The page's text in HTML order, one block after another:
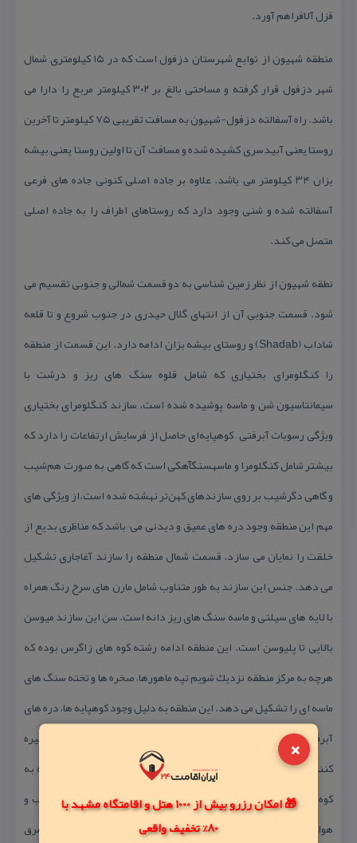
×
🎁 امکان رزرو بیش از 1000 هتل و اقامتگاه مشهد با
80% تخفیف واقعی
قزل آلافراهم آورد.
منطقه شهیون از توابع شهرستان دزفول است كه در ۱۵ كیلومتری شمال
شهر دزفول قرار گرفته و مساحتی بالغ بر ۳۰۲ كیلومتر مربع را دارا می
باشد. راه آسفالته دزفول-شهیون به مسافت تقریبی ۷۵ كیلومتر تا آخرین
روستا یعنی آبیدسری كشیده شده و مسافت آن تا اولین روستا یعنی بیشه
بزان ۳۴ كیلومتر می باشد. علاوه بر جاده اصلی كنونی جاده های فرعی
آسفالته شده و شنی وجود دارد كه روستاهای اطراف را به جاده اصلی
متصل می كند.
نطقه شهیون از نظر زمین شناسی به دو قسمت شمالی و جنوبی تقسیم می
شود. قسمت جنوبی آن از انتهای گلال حیدری در جنوب شروع و تا قلعه
شاداب (Shadab) و روستای بیشه بزان ادامه دارد. این قسمت از منطقه
را كنگلومرای بختیاری كه شامل قلوه سنگ های ریز و درشت با
سیمانتاسیون شن و ماسه پوشیده شده است. سازند كنگلومرای بختیاری
ویژگی رسوبات آبرفتی – كوهپایه‌ای حاصل از فرسایش ارتفاعات را دارد كه
بیشتر شامل كنگلومرا و ماسه‎سنگ‎آهكی است كه گاهی به صورت هم‌شیب
و گاهی دگرشیب بر روی سازندهای كهن‌تر نهشته شده است.از ویژگی های
مهم این منطقه وجود دره های عمیق و دیدنی می¬باشد كه مناظری بدیع از
خلقت را نمایان می سازد. قسمت شمال منطقه را سازند آغاجاری تشكیل
می دهد. جنس این سازند به طور متناوب شامل مارن های سرخ رنگ همراه
با لایه های سیلتی و ماسه سنگ های ریز دانه است. سن این سازند میوسن
بالایی تا پلیوسن است. این منطقه ادامه رشته كوه های زاگرس بوده كه
هرچه به مركز منطقه نزدیك شویم تپه ماهورها، صخره ها و تخته سنگ های
ماسه ای را تشكیل می دهد. این منطقه به دلیل وجود كوهپایه ها، دره های
آبرفتی و چشمه هایی كه در اغلب سال پربار اند، سرسبزی و زیبایی خیره
كننده ای را در بیشتر فصول سال دارند. به علت نزدیكی این منطقه به
كوه های زاگرس در شمال و جلگه گرم خوزستان در جنوب، گونه ی آب و
هوایی متفاوتی در این منطقه به وجود آمده است. بادی كه از جنوب شرق